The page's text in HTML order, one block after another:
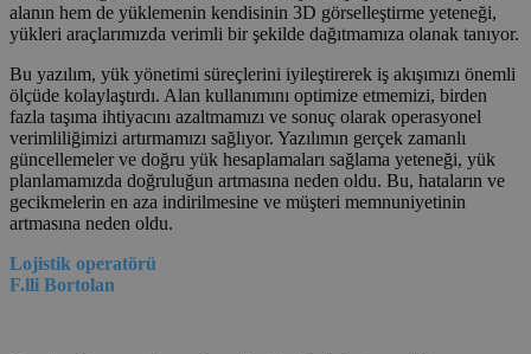
alanın hem de yüklemenin kendisinin 3D görselleştirme yeteneği,
yükleri araçlarımızda verimli bir şekilde dağıtmamıza olanak tanıyor.
Bu yazılım, yük yönetimi süreçlerini iyileştirerek iş akışımızı önemli
ölçüde kolaylaştırdı. Alan kullanımını optimize etmemizi, birden
fazla taşıma ihtiyacını azaltmamızı ve sonuç olarak operasyonel
verimliliğimizi artırmamızı sağlıyor. Yazılımın gerçek zamanlı
güncellemeler ve doğru yük hesaplamaları sağlama yeteneği, yük
planlamamızda doğruluğun artmasına neden oldu. Bu, hataların ve
gecikmelerin en aza indirilmesine ve müşteri memnuniyetinin
artmasına neden oldu.
Lojistik operatörü
F.lli Bortolan